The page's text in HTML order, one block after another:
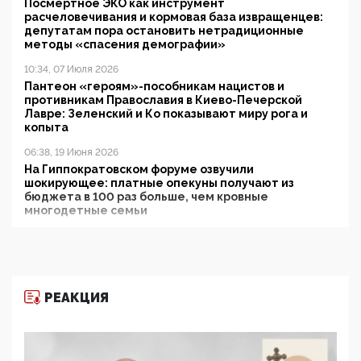
Посмертное ЭКО как инструмент
расчеловечивания и кормовая база извращенцев:
депутатам пора остановить нетрадиционные
методы «спасения демографии»
10:34, 07 Июля 2026
Пантеон «героям»-пособникам нацистов и
противникам Православия в Киево-Печерской
Лавре: Зеленский и Ко показывают миру рога и
копыта
06:38, 19 Июня 2026
На Гиппократовском форуме озвучили
шокирующее: платные опекуны получают из
бюджета в 100 раз больше, чем кровные
многодетные семьи
11:53, 09 Июня 2026
деятельность ИИТО ЮНЕСКО в России, но
цифроглобалисты продолжают определять
РЕАКЦИЯ